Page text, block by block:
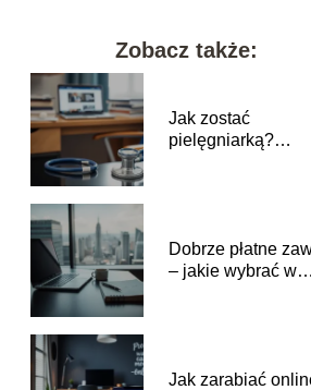
Zobacz także:
Jak zostać
pielęgniarką?
Dobrze płatne
– jakie wybrać w
Jak zarabiać